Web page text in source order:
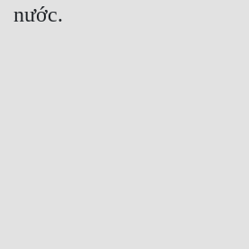
nước.